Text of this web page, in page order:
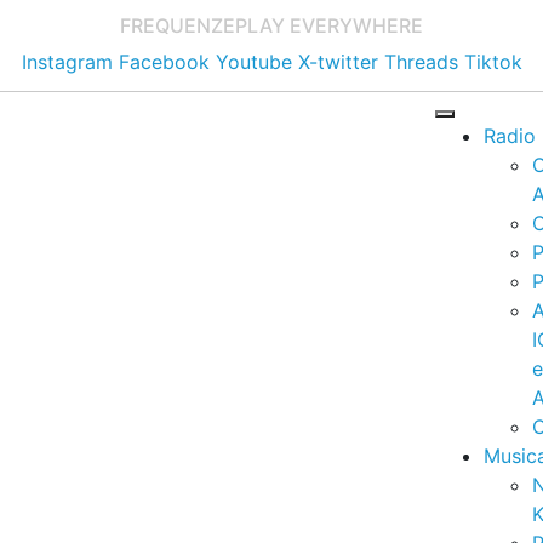
FREQUENZEPLAY EVERYWHERE
Instagram Facebook Youtube X-twitter Threads Tiktok
Radio
e